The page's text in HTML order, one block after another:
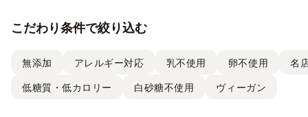
こだわり条件で絞り込む
無添加 アレルギー対応 乳不使用 卵不使用 名
低糖質・低カロリー 白砂糖不使用 ヴィーガン